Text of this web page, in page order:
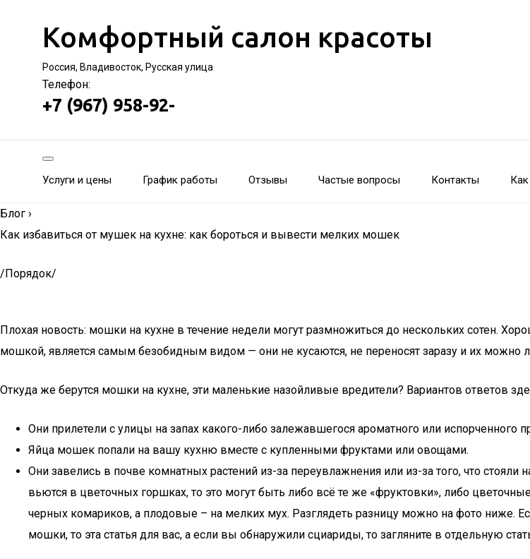
Комфортный салон красоты
Россия, Владивосток, Русская улица
Телефон:
+7 (967) 958-92-
Услуги и цены График работы Отзывы Частые вопросы Контакты
Блог ›
Как избавиться от мушек на кухне: как бороться и вывести мелких мошек
/Порядок/
Плохая новость: мошки на кухне в течение недели могут размножиться до нескольких сотен.
мошкой, является самым безобидным видом — они не кусаются, не переносят заразу и их можно
Откуда же берутся мошки на кухне, эти маленькие назойливые вредители? Вариантов ответов
Они прилетели с улицы на запах какого-либо залежавшегося ароматного или испорченного
Яйца мошек попали на вашу кухню вместе с купленными фруктами или овощами.
Они завелись в почве комнатных растений из-за переувлажнения или из-за того, что
вьются в цветочных горшках, то это могут быть либо всё те же «фруктовки», либо
черных комариков, а плодовые – на мелких мух. Разглядеть разницу можно на фото ниже.
мошки, то эта статья для вас, а если вы обнаружили сциариды, то загляните в отдельную